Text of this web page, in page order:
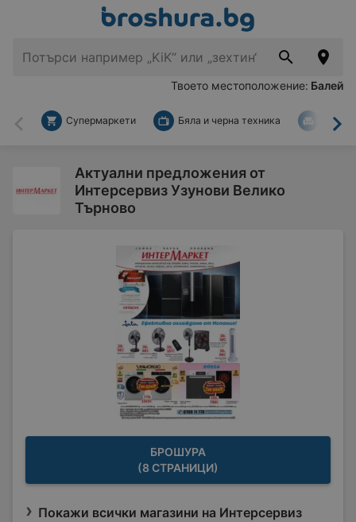
Твоето местоположение: Балей
Назад
Супермаркети Бяла и черна техника За
Актуални предложения от
Интерсервиз Узунови Велико
Търново
БРОШУРА
(8 СТРАНИЦИ)
Покажи всички магазини на Интерсервиз